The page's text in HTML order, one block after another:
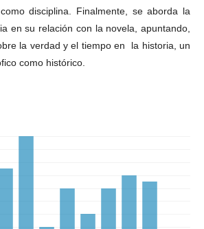
disciplina. Finalmente, se aborda la
en su relación con la novela, apuntando,
la verdad y el tiempo en la historia, un